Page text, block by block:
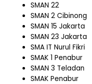
SMAN 22
SMAN 2 Cibinong
SMAN 15 Jakarta
SMAN 23 Jakarta
SMA IT Nurul Fikri
SMAK 1 Penabur
SMAN 3 Teladan
SMAK Penabur